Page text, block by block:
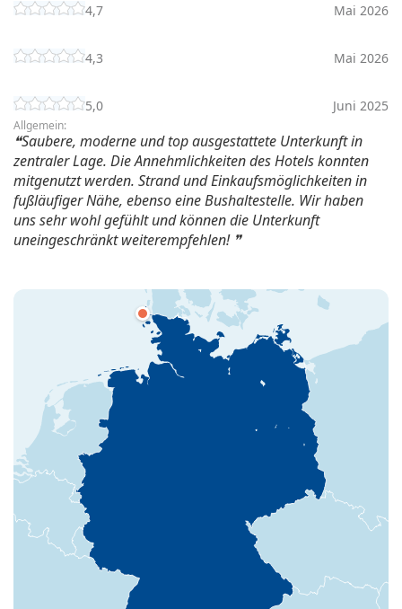
4,7 Mai 2026
4,3 Mai 2026
5,0 Juni 2025
Allgemein:
Saubere, moderne und top ausgestattete Unterkunft in
zentraler Lage. Die Annehmlichkeiten des Hotels konnten
mitgenutzt werden. Strand und Einkaufsmöglichkeiten in
fußläufiger Nähe, ebenso eine Bushaltestelle. Wir haben
uns sehr wohl gefühlt und können die Unterkunft
uneingeschränkt weiterempfehlen!